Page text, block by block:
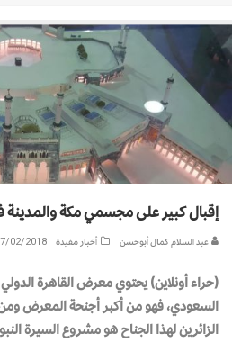
إقبال كبير على مجسمي مكة
عبد السلام كمال أبوحسن أخبار مفيدة 02/2018
(حراء أونلاين) يحتوي معرض القاهرة
السعودي، فهو من أكبر أجنحة المعرض ومن
الزائرين لهذا الجناح هو مشروع السيرة